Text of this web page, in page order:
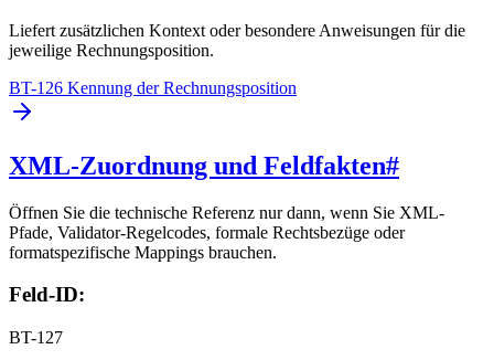
Liefert zusätzlichen Kontext oder besondere Anweisungen für die
jeweilige Rechnungsposition.
BT-126 Kennung der Rechnungsposition
XML-Zuordnung und Feldfakten#
Öffnen Sie die technische Referenz nur dann, wenn Sie XML-
Pfade, Validator-Regelcodes, formale Rechtsbezüge oder
formatspezifische Mappings brauchen.
Feld-ID:
BT-127